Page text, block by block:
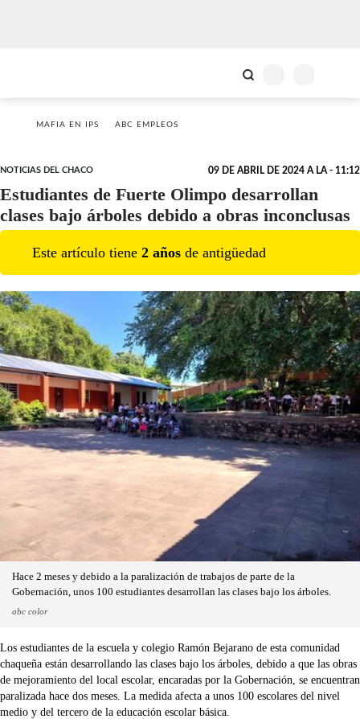
MAFIA EN IPS ABC EMPLEOS
NOTICIAS DEL CHACO 09 DE ABRIL DE 2024 A LA - 11:12
Estudiantes de Fuerte Olimpo desarrollan
clases bajo árboles debido a obras inconclusas
Este artículo tiene 2 años de antigüedad
Hace 2 meses y debido a la paralización de trabajos de parte de la
Gobernación, unos 100 estudiantes desarrollan las clases bajo los árboles.
abc color
Los estudiantes de la escuela y colegio Ramón Bejarano de esta comunidad
chaqueña están desarrollando las clases bajo los árboles, debido a que las obras
de mejoramiento del local escolar, encaradas por la Gobernación, se encuentran
paralizada hace dos meses. La medida afecta a unos 100 escolares del nivel
medio y del tercero de la educación escolar básica.